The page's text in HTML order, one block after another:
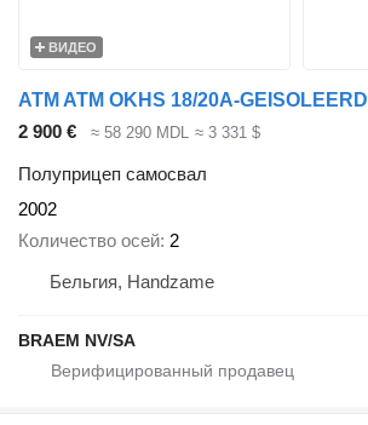
ВИДЕО
ATM ATM OKHS 18/20A-GEISOLEERD
2 900 €
≈ 58 290 MDL ≈ 3 331 $
Полуприцеп самосвал
2002
Количество осей 2
Бельгия, Handzame
BRAEM NV/SA